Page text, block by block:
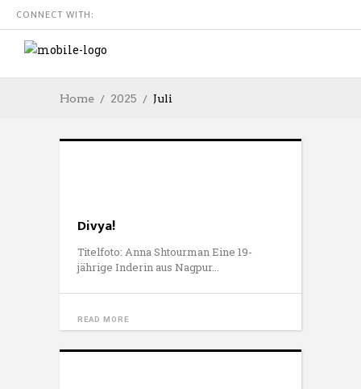
CONNECT WITH:
Home 2025 Juli
Divya!
Titelfoto: Anna Shtourman Eine 19-
jährige Inderin aus Nagpur
READ MORE